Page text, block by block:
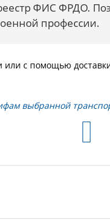
ФИС ФРДО.
профессии.
или с помощью
выбранной